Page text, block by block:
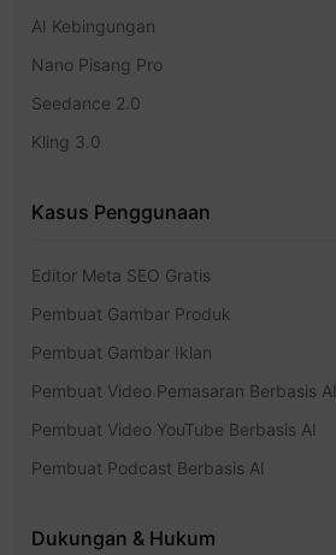
AI Kebingungan
Nano Pisang Pro
Seedance 2.0
Kling 3.0
Kasus Penggunaan
Editor Meta SEO Gratis
Pembuat Gambar Produk
Pembuat Gambar Iklan
Pembuat Video Pemasaran Berbasis AI
Pembuat Video YouTube Berbasis AI
Pembuat Podcast Berbasis AI
Dukungan & Hukum